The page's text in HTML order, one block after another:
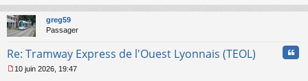
au
greg59
Passager
Re: Tramway Express de l'Ouest Lyonnais (TEOL)
10 juin 2026, 19:47